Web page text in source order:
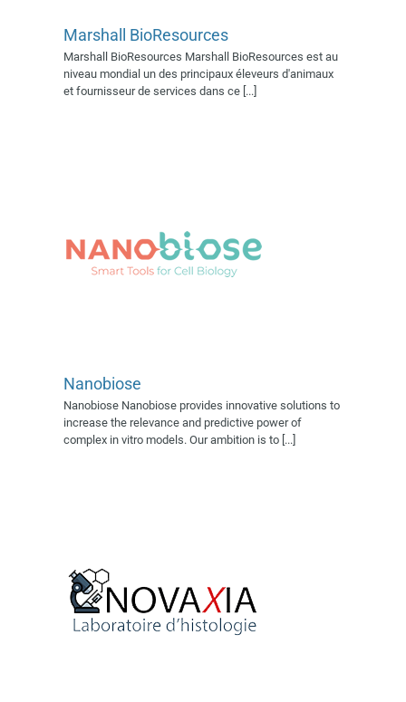
Marshall BioResources
Marshall BioResources Marshall BioResources est au
niveau mondial un des principaux éleveurs d'animaux
et fournisseur de services dans ce [...]
Nanobiose
Exposant 2022 Village AFSSI
2022
Nanobiose
Nanobiose Nanobiose provides innovative solutions to
increase the relevance and predictive power of
complex in vitro models. Our ambition is to [...]
NOVAXIA
Exposant 2022 Village AFSSI
2019 Village AFSSI 2022